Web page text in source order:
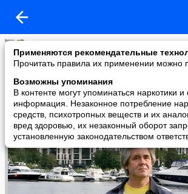
Применяются рекомендательные
Прочитать правила их применении можно
Возможны упоминания
В контенте могут упоминаться наркотики
информация. Незаконное потребление
средств, психотропных веществ и их
вред здоровью, их незаконный оборот
установленную законодательством
Олег
added a photo
04 Nov в 01:31